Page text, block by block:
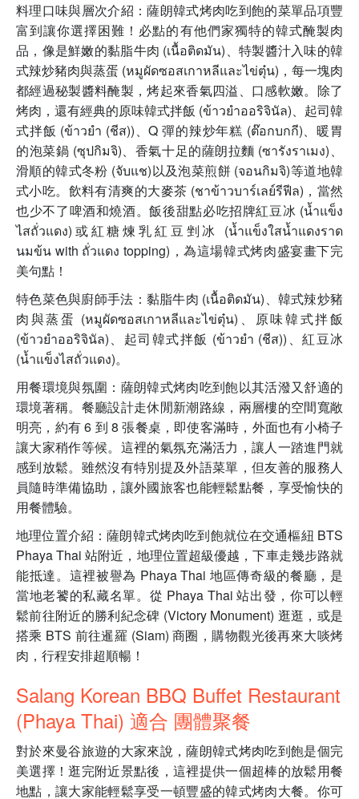
料理口味與層次介紹：薩朗韓式烤肉吃到飽的菜單品項豐
富到讓你選擇困難！必點的有他們家獨特的韓式醃製肉
品，像是鮮嫩的黏脂牛肉 (เนื้อติดมัน)、特製醬汁入味的韓
式辣炒豬肉與蒸蛋 (หมูผัดซอสเกาหลีและไข่ตุ๋น)，每一塊肉
都經過秘製醬料醃製，烤起來香氣四溢、口感軟嫩。除了
烤肉，還有經典的原味韓式拌飯 (ข้าวยำออริจินัล)、起司韓
式拌飯 (ข้าวยำ (ชีส))、Q 彈的辣炒年糕 (ต๊อกบกกี)、暖胃
的泡菜鍋 (ซุปกิมจิ)、香氣十足的薩朗拉麵 (ซารังราเมง)、
滑順的韓式冬粉 (จับแช)以及泡菜煎餅 (จอนกิมจิ)等道地韓
式小吃。飲料有清爽的大麥茶 (ชาข้าวบาร์เลย์รีฟีล)，當然
也少不了啤酒和燒酒。飯後甜點必吃招牌紅豆冰 (น้ำแข็ง
ไสถั่วแดง)或紅糖煉乳紅豆剉冰 (น้ำแข็งใสน้ำแดงราด
นมข้น with ถั่วแดง topping)，為這場韓式烤肉盛宴畫下完
美句點！
特色菜色與廚師手法：黏脂牛肉 (เนื้อติดมัน)、韓式辣炒豬
肉與蒸蛋 (หมูผัดซอสเกาหลีและไข่ตุ๋น)、原味韓式拌飯
(ข้าวยำออริจินัล)、起司韓式拌飯 (ข้าวยำ (ชีส))、紅豆冰
(น้ำแข็งไสถั่วแดง)。
用餐環境與氛圍：薩朗韓式烤肉吃到飽以其活潑又舒適的
環境著稱。餐廳設計走休閒新潮路線，兩層樓的空間寬敞
明亮，約有 6 到 8 張餐桌，即使客滿時，外面也有小椅子
讓大家稍作等候。這裡的氣氛充滿活力，讓人一踏進門就
感到放鬆。雖然沒有特別提及外語菜單，但友善的服務人
員隨時準備協助，讓外國旅客也能輕鬆點餐，享受愉快的
用餐體驗。
地理位置介紹：薩朗韓式烤肉吃到飽就位在交通樞紐 BTS
Phaya Thai 站附近，地理位置超級優越，下車走幾步路就
能抵達。這裡被譽為 Phaya Thai 地區傳奇級的餐廳，是
當地老饕的私藏名單。從 Phaya Thai 站出發，你可以輕
鬆前往附近的勝利紀念碑 (Victory Monument) 逛逛，或是
搭乘 BTS 前往暹羅 (Siam) 商圈，購物觀光後再來大啖烤
肉，行程安排超順暢！
Salang Korean BBQ Buffet Restaurant
(Phaya Thai) 適合 團體聚餐
對於來曼谷旅遊的大家來說，薩朗韓式烤肉吃到飽是個完
美選擇！逛完附近景點後，這裡提供一個超棒的放鬆用餐
地點，讓大家能輕鬆享受一頓豐盛的韓式烤肉大餐。你可